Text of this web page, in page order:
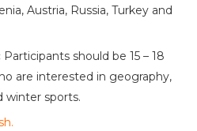
Austria, Russia, Turkey and
Participants should be 15 – 18
are interested in geography,
winter sports.